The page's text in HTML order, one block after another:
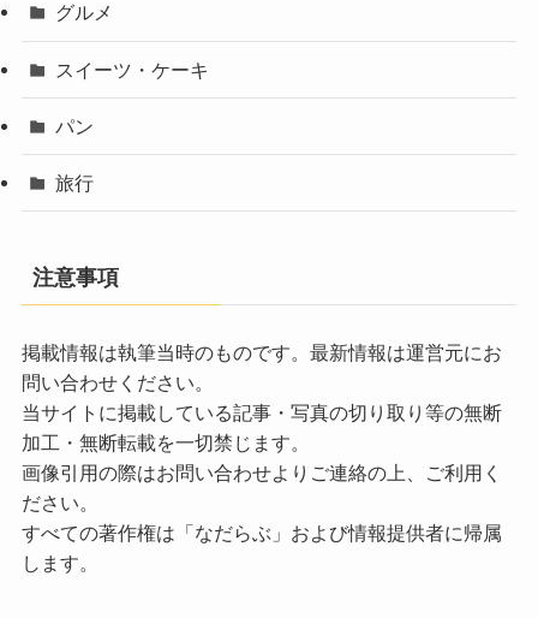
グルメ
スイーツ・ケーキ
パン
旅行
注意事項
掲載情報は執筆当時のものです。最新情報は運営元にお
問い合わせください。
当サイトに掲載している記事・写真の切り取り等の無断
加工・無断転載を一切禁じます。
画像引用の際はお問い合わせよりご連絡の上、ご利用く
ださい。
すべての著作権は「なだらぶ」および情報提供者に帰属
します。